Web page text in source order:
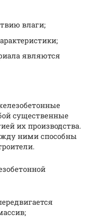
влаги;
являются
существенные
их производства.
ними способны